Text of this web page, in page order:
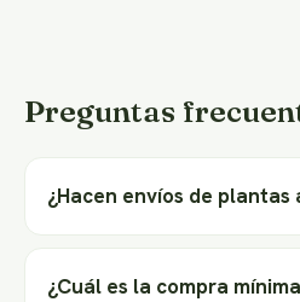
Preguntas
¿Hacen envíos de plantas
¿Cuál es la compra